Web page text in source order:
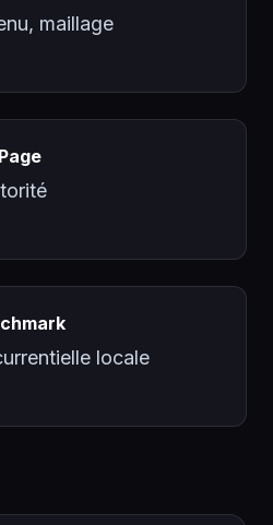
maillage
locale